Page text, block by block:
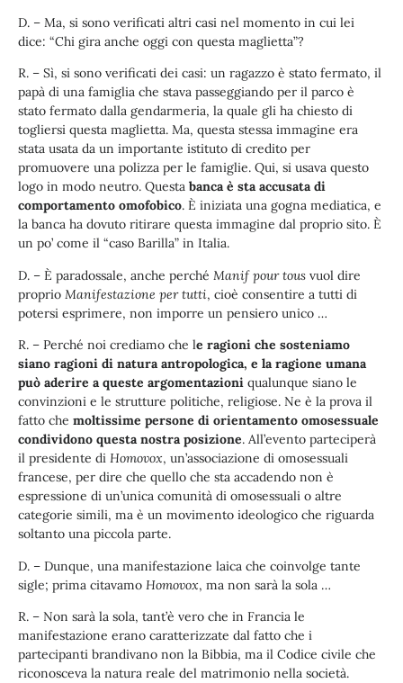
D. – Ma, si sono verificati altri casi nel momento in cui lei
dice: “Chi gira anche oggi con questa maglietta”?
R. – Sì, si sono verificati dei casi: un ragazzo è stato fermato, il
papà di una famiglia che stava passeggiando per il parco è
stato fermato dalla gendarmeria, la quale gli ha chiesto di
togliersi questa maglietta. Ma, questa stessa immagine era
stata usata da un importante istituto di credito per
promuovere una polizza per le famiglie. Qui, si usava questo
logo in modo neutro. Questa banca è sta accusata di
comportamento omofobico. È iniziata una gogna mediatica, e
la banca ha dovuto ritirare questa immagine dal proprio sito. È
un po’ come il “caso Barilla” in Italia.
D. – È paradossale, anche perché Manif pour tous vuol dire
proprio Manifestazione per tutti, cioè consentire a tutti di
potersi esprimere, non imporre un pensiero unico …
R. – Perché noi crediamo che le ragioni che sosteniamo
siano ragioni di natura antropologica, e la ragione umana
può aderire a queste argomentazioni qualunque siano le
convinzioni e le strutture politiche, religiose. Ne è la prova il
fatto che moltissime persone di orientamento omosessuale
condividono questa nostra posizione. All’evento parteciperà
il presidente di Homovox, un’associazione di omosessuali
francese, per dire che quello che sta accadendo non è
espressione di un’unica comunità di omosessuali o altre
categorie simili, ma è un movimento ideologico che riguarda
soltanto una piccola parte.
D. – Dunque, una manifestazione laica che coinvolge tante
sigle; prima citavamo Homovox, ma non sarà la sola …
R. – Non sarà la sola, tant’è vero che in Francia le
manifestazione erano caratterizzate dal fatto che i
partecipanti brandivano non la Bibbia, ma il Codice civile che
riconosceva la natura reale del matrimonio nella società.